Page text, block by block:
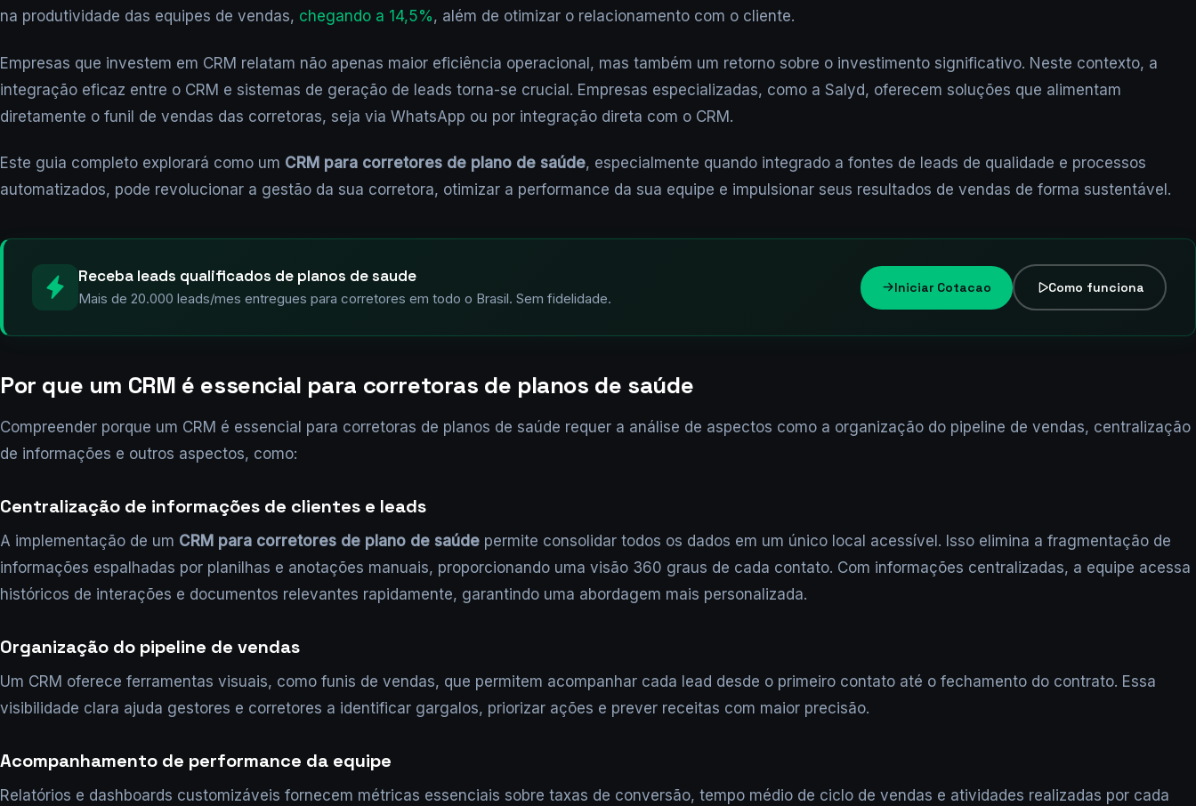
na produtividade das equipes de vendas, chegando a 14,5%, além de otimizar o relacionamento com o cliente.
Empresas que investem em CRM relatam não apenas maior eficiência operacional, mas também um retorno sobre o investimento significativo. Neste contexto, a
integração eficaz entre o CRM e sistemas de geração de leads torna-se crucial. Empresas especializadas, como a Salyd, oferecem soluções que alimentam
diretamente o funil de vendas das corretoras, seja via WhatsApp ou por integração direta com o CRM.
Este guia completo explorará como um CRM para corretores de plano de saúde, especialmente quando integrado a fontes de leads de qualidade e processos
automatizados, pode revolucionar a gestão da sua corretora, otimizar a performance da sua equipe e impulsionar seus resultados de vendas de forma sustentável.
Receba leads qualificados de planos de saude
Mais de 20.000 leads/mes entregues para corretores em todo o Brasil. Sem fidelidade.
Iniciar Cotacao Como funciona
Por que um CRM é essencial para corretoras de planos de saúde
Compreender porque um CRM é essencial para corretoras de planos de saúde requer a análise de aspectos como a organização do pipeline de vendas, centralização
de informações e outros aspectos, como:
Centralização de informações de clientes e leads
A implementação de um CRM para corretores de plano de saúde permite consolidar todos os dados em um único local acessível. Isso elimina a fragmentação de
informações espalhadas por planilhas e anotações manuais, proporcionando uma visão 360 graus de cada contato. Com informações centralizadas, a equipe acessa
históricos de interações e documentos relevantes rapidamente, garantindo uma abordagem mais personalizada.
Organização do pipeline de vendas
Um CRM oferece ferramentas visuais, como funis de vendas, que permitem acompanhar cada lead desde o primeiro contato até o fechamento do contrato. Essa
visibilidade clara ajuda gestores e corretores a identificar gargalos, priorizar ações e prever receitas com maior precisão.
Acompanhamento de performance da equipe
Relatórios e dashboards customizáveis fornecem métricas essenciais sobre taxas de conversão, tempo médio de ciclo de vendas e atividades realizadas por cada